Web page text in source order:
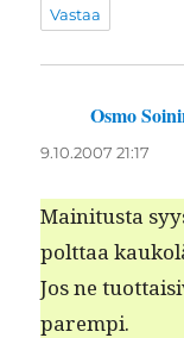
Vastaa
Osmo
9.10.2007 21:17
Maini­tus­ta
polt­taa
Jos ne
parempi.